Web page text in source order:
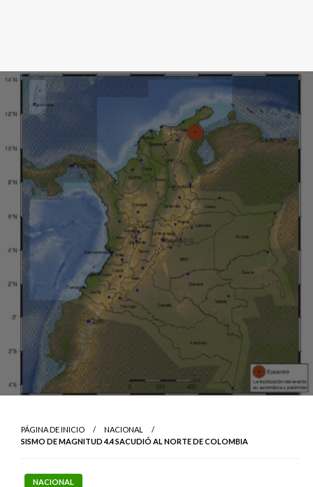
PÁGINA DE INICIO
NACIONAL
SISMO DE MAGNITUD 4.4 SACUDIÓ AL NORTE DE COLOMBIA
NACIONAL